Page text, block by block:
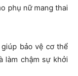
phụ nữ mang thai
bảo vệ cơ thể
làm chậm sự khởi